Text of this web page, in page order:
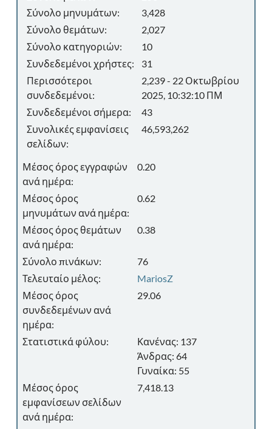
Σύνολο μηνυμάτων:
3,428
Σύνολο θεμάτων:
2,027
Σύνολο κατηγοριών:
10
Συνδεδεμένοι χρήστες:
31
Περισσότεροι
συνδεδεμένοι:
2,239 - 22 Οκτωβρίου
2025, 10:32:10 ΠΜ
Συνδεδεμένοι σήμερα:
43
Συνολικές εμφανίσεις
σελίδων:
46,593,262
Μέσος όρος εγγραφών
ανά ημέρα:
0.20
Μέσος όρος
μηνυμάτων ανά ημέρα:
0.62
Μέσος όρος θεμάτων
ανά ημέρα:
0.38
Σύνολο πινάκων:
76
Τελευταίο μέλος:
MariosZ
Μέσος όρος
συνδεδεμένων ανά
ημέρα:
29.06
Στατιστικά φύλου:
Κανένας: 137
Άνδρας: 64
Γυναίκα: 55
Μέσος όρος
εμφανίσεων σελίδων
ανά ημέρα:
7,418.13